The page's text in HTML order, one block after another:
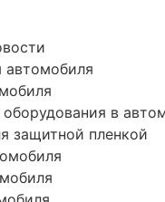
автомобиля
в
защитной пленкой